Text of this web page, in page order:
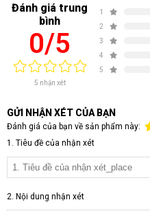
Đánh giá trung
bình
0/5
5 nhận xét
1
2
3
4
5
GỬI NHẬN XÉT CỦA BẠN
Đánh giá của bạn về sản phẩm này:
1. Tiêu đề của nhận xét
2. Nội dung nhận xét